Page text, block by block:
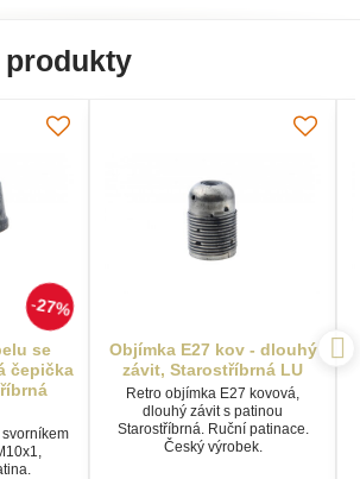
27%
se
čepička
Objímka E27 kov - dlouhý
závit, Starostříbrná LU
Retro objímka E27 kovová,
dlouhý závit s patinou
Starostříbrná. Ruční patinace.
Český výrobek.